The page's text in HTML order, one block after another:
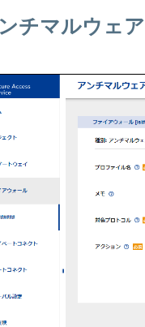
チマルウェ
2)
イプ2)
ル：タイプ2)
ァイアウォール：タイプ2)
アウォール：タイプ2)
ル：タイプ2)